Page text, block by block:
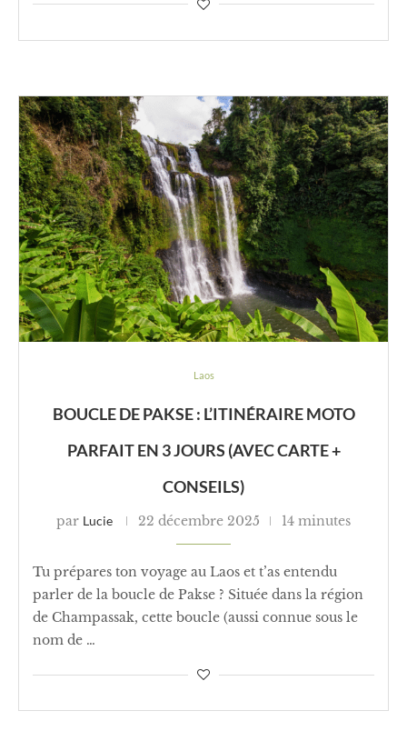
Laos
BOUCLE DE PAKSE : L’ITINÉRAIRE MOTO
PARFAIT EN 3 JOURS (AVEC CARTE +
CONSEILS)
par Lucie 22 décembre 2025 14 minutes
Tu prépares ton voyage au Laos et t’as entendu
parler de la boucle de Pakse ? Située dans la région
de Champassak, cette boucle (aussi connue sous le
nom de …